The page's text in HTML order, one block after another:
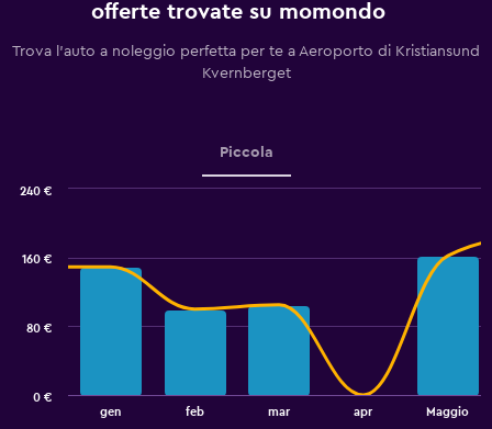
offerte trovate su momondo
Trova l'auto a noleggio perfetta per te a Aeroporto di Kristiansund
Kvernberget
Piccola
gen feb mar apr Maggio
0 €
80 €
160 €
240 €